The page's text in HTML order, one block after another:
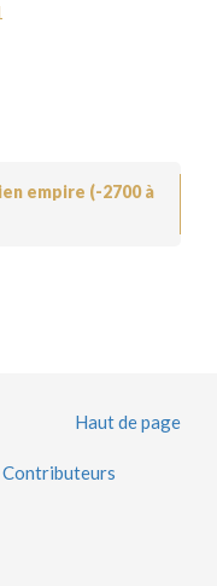
empire (-2700 à
Haut de page
Contributeurs